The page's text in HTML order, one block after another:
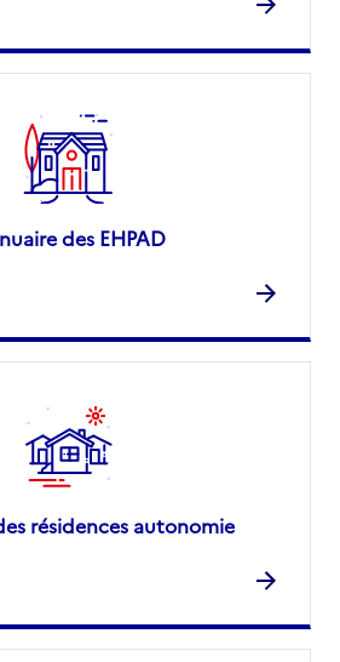
des EHPAD
résidences autonomie